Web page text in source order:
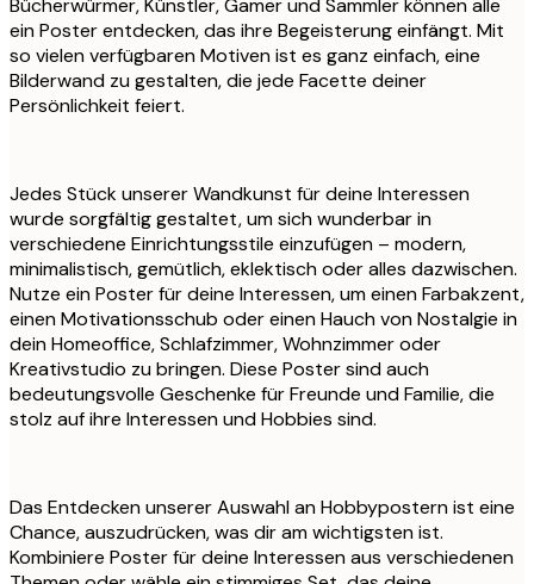
Bücherwürmer, Künstler, Gamer und Sammler können alle
ein Poster entdecken, das ihre Begeisterung einfängt. Mit
so vielen verfügbaren Motiven ist es ganz einfach, eine
Bilderwand zu gestalten, die jede Facette deiner
Persönlichkeit feiert.
Jedes Stück unserer Wandkunst für deine Interessen
wurde sorgfältig gestaltet, um sich wunderbar in
verschiedene Einrichtungsstile einzufügen – modern,
minimalistisch, gemütlich, eklektisch oder alles dazwischen.
Nutze ein Poster für deine Interessen, um einen Farbakzent,
einen Motivationsschub oder einen Hauch von Nostalgie in
dein Homeoffice, Schlafzimmer, Wohnzimmer oder
Kreativstudio zu bringen. Diese Poster sind auch
bedeutungsvolle Geschenke für Freunde und Familie, die
stolz auf ihre Interessen und Hobbies sind.
Das Entdecken unserer Auswahl an Hobbypostern ist eine
Chance, auszudrücken, was dir am wichtigsten ist.
Kombiniere Poster für deine Interessen aus verschiedenen